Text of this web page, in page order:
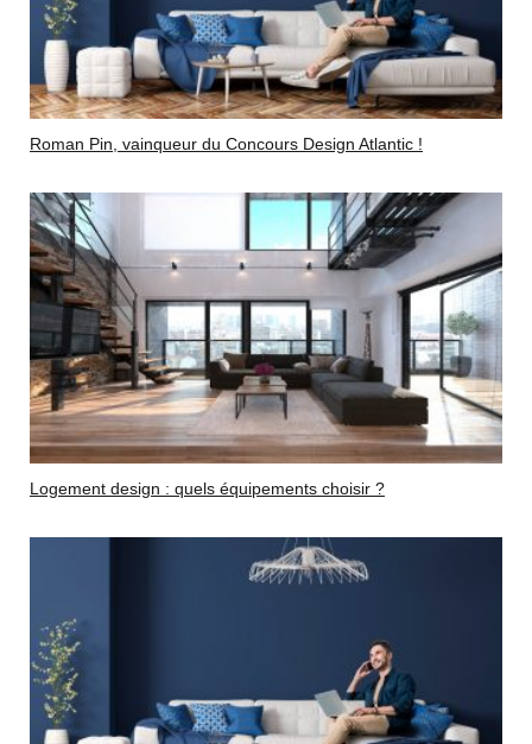
Roman Pin, vainqueur du Concours Design Atlantic !
Logement design : quels équipements choisir ?